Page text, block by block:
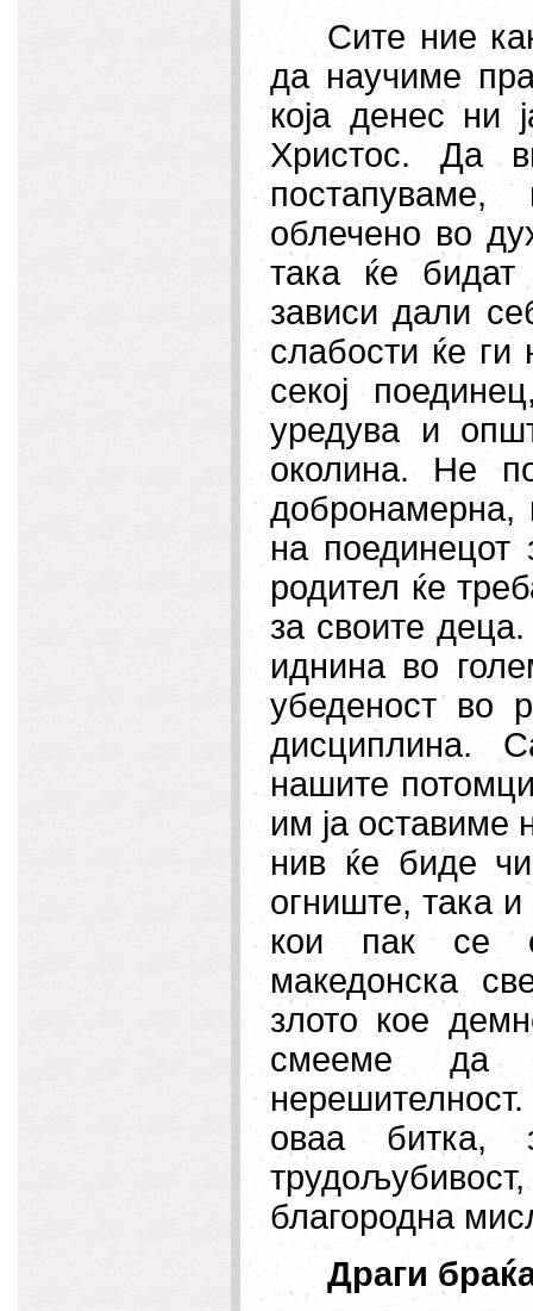
Сите ние
да научиме
која денес ни
Христос. Да
облечено во
така ќе
зависи дали
слабости ќе
секој
уредува и
околина. Не
добронамерна,
на поединецот
родител ќе
за своите
иднина во
убеденост во
дисциплина.
нашите
им ја оставиме
нив ќе биде
огниште, така
кои пак се
македонска
злото кое
смееме да
оваа битка,
благородна
Драги